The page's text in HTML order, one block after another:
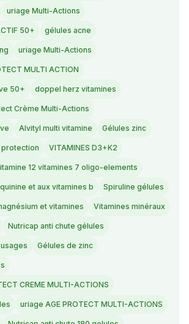
uriage Multi-Actions
50+ gélules acne
uriage Multi-Actions
MULTI ACTION
50+ doppel herz vitamines
Crème Multi-Actions
Alvityl multi vitamine Gélules zinc
protection VITAMINES D3+K2
12 vitamines 7 oligo-elements
et aux vitamines b Spiruline gélules
et vitamines Vitamines minéraux
Nutricap anti chute gélules
Gélules de zinc
CREME MULTI-ACTIONS
uriage AGE PROTECT MULTI-ACTIONS